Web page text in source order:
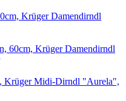
Damendirndl
Damendirndl
Midi-Dirndl "Aurela",